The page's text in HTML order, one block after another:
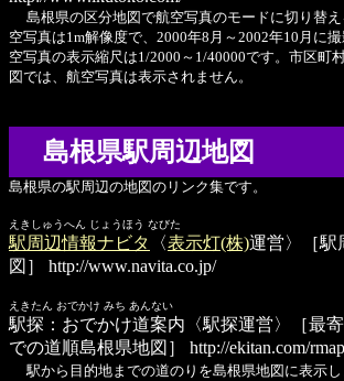
島根県の区分地図で航空写真のモードに切り替
空写真は1m解像度で、2000年8月～2002年10月に
空写真の表示縮尺は1/2000～1/40000です。市区町
図では、航空写真は表示されません。
島根県駅周辺地図
島根県の駅周辺の地図のリンク集です。
えきしゅうへん じょうほう なびた
駅周辺情報ナビタ 〈表示灯(株)運営〉［駅
図］
http://www.navita.co.jp/
えきたん おでかけ みち あんない
駅探：おでかけ道案内 〈駅探運営〉［最
での道順島根県地図］
http://ekitan.com/
駅から目的地までの道のりを島根県地図に表示